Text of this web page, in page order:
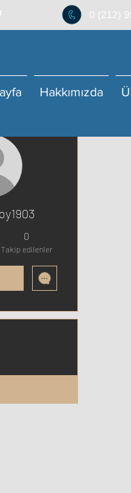
0 (212)
Hakkımızda
0
Takip edilenler